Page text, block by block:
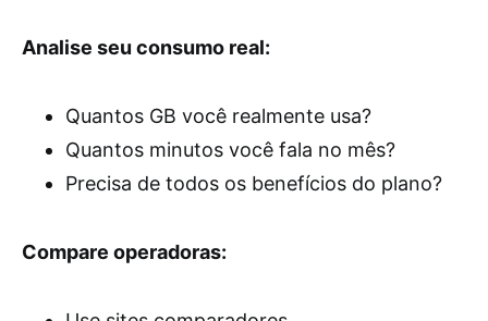
Analise seu consumo real:
Quantos GB você realmente usa?
Quantos minutos você fala no mês?
Precisa de todos os benefícios do plano?
Compare operadoras: